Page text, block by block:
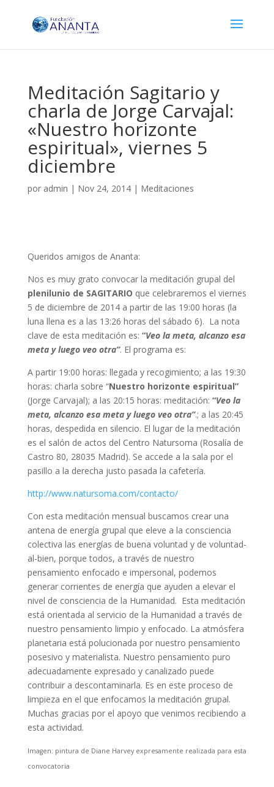
Meditación Sagitario y
charla de Jorge Carvajal:
«Nuestro horizonte
espiritual», viernes 5
diciembre
por admin | Nov 24, 2014| Meditaciones
Queridos amigos de Ananta:
Nos es muy grato convocar la meditación grupal del
plenilunio de SAGITARIO que celebraremos el viernes
5 de diciembre de 2014 a partir de las 19:00 horas (la
luna llena es a las 13:26 horas del sábado 6). La nota
clave de esta meditación es: “Veo la meta, alcanzo esa
meta y luego veo otra”. El programa es:
A partir 19:00 horas: llegada y recogimiento; a las 19:30
horas: charla sobre “Nuestro horizonte espiritual”
(Jorge Carvajal); a las 20:15 horas: meditación: “Veo la
meta, alcanzo esa meta y luego veo otra”.; a las 20:45
horas, despedida en silencio. El lugar de la meditación
es el salón de actos del Centro Natursoma (Rosalía de
Castro 80, 28035 Madrid). Se accede a la sala por el
pasillo a la derecha justo pasada la cafetería.
http://www.natursoma.com/contacto/
Con esta meditación mensual buscamos crear una
antena de energía grupal que eleve a la consciencia
colectiva las energías de buena voluntad y de voluntad-
al-bien, porque todos, a través de nuestro
pensamiento enfocado e impersonal, podemos
generar corrientes de energía que ayuden a elevar el
nivel de consciencia de la Humanidad. Esta meditación
está orientada al servicio de la Humanidad a través de
nuestro pensamiento limpio y enfocado. La atmósfera
planetaria está polucionada por nuestro pensamiento
posesivo y materialista. Nuestro pensamiento puro
adecuadamente expresado y canalizado puede
contribuir a descontaminarla. Es en este proceso de
limpieza en el que enfocamos la meditación grupal.
Muchas gracias por el apoyo que venimos recibiendo a
esta actividad.
Imagen: pintura de Diane Harvey expresamente realizada para esta
convocatoria